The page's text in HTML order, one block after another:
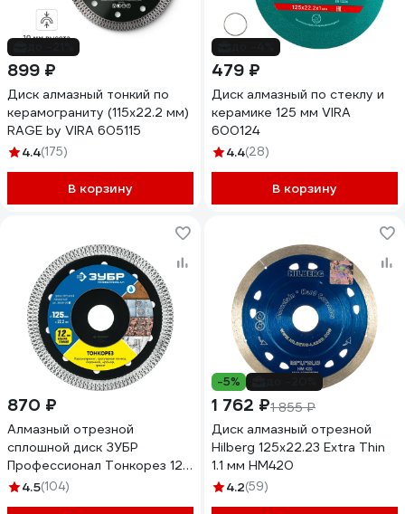
899 ₽
Диск алмазный тонкий по
керамограниту (115х22.2 мм)
RAGE by VIRA 605115
4.4(175)
В корзину
479 ₽
Диск алмазный по стеклу и
керамике 125 мм VIRA
600124
4.4(28)
В корзину
870 ₽
Алмазный отрезной
сплошной диск ЗУБР
Профессионал Тонкорез 125
мм, по керамограниту,
4.5(104)
-5%
1 762 ₽1 855 ₽
Диск алмазный отрезной
Hilberg 125x22.23 Extra Thin
1.1 мм HM420
4.2(59)